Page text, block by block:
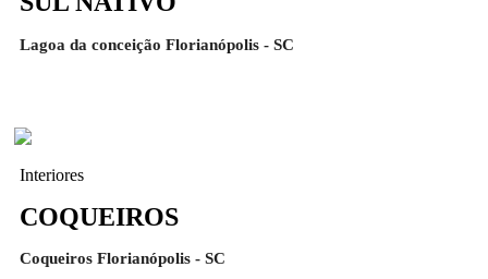
Lagoa da conceição Florianópolis - SC
Interiores
COQUEIROS
Coqueiros Florianópolis - SC